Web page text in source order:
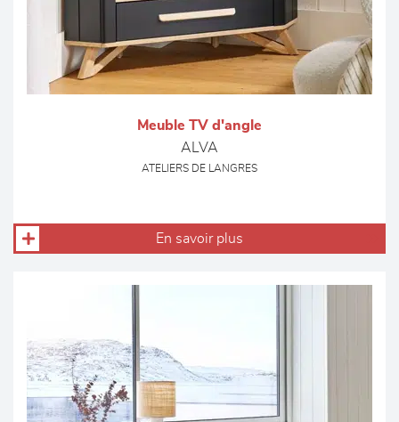
Meuble TV d'angle
ALVA
ATELIERS DE LANGRES
En savoir plus